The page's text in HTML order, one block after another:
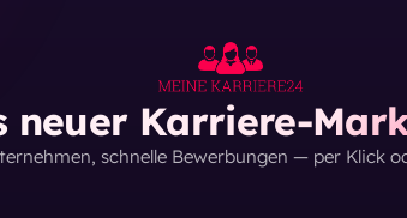
neuer Karriere-
schnelle Bewerbungen — per Klick